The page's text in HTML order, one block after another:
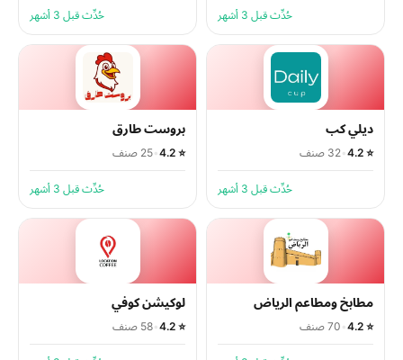
حُدِّث قبل 3 أشهر حُدِّث قبل 3 أشهر
ديلي كب
⭐ 4.2 32 صنف
حُدِّث قبل 3 أشهر
بروست طارق
⭐ 4.2 25 صنف
حُدِّث قبل 3 أشهر
مطابخ ومطاعم الرياض
⭐ 4.2 70 صنف
لوكيشن كوفي
⭐ 4.2 58 صنف